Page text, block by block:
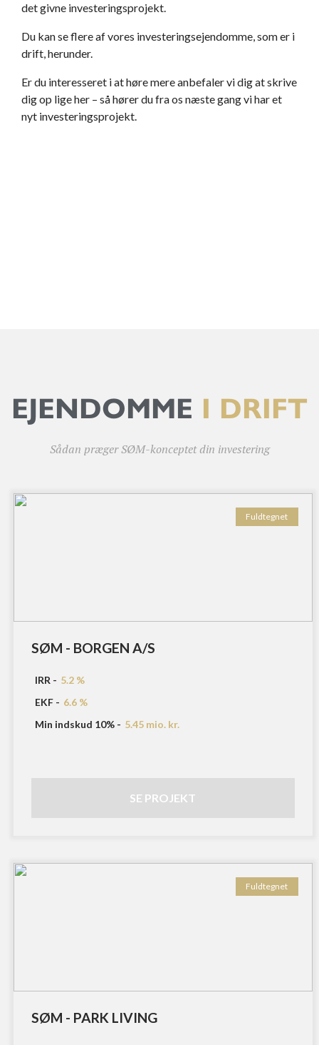
det givne investeringsprojekt.
Du kan se flere af vores investeringsejendomme, som er i
drift, herunder.
Er du interesseret i at høre mere anbefaler vi dig at skrive
dig op lige her – så hører du fra os næste gang vi har et
nyt investeringsprojekt.
EJENDOMME I DRIFT
Sådan præger SØM-konceptet din investering
Fuldtegnet
SØM - BORGEN A/S
IRR - 5.2 %
EKF - 6.6 %
Min indskud 10% - 5.45 mio. kr.
SE PROJEKT
Fuldtegnet
SØM - PARK LIVING